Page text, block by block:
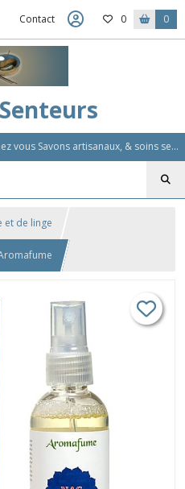
Contact 0 0
Bain de Senteurs L’art du bien-être chez vous Savons artisanaux, & soins sensoriels, Aromathérapie et Parfums d'Ambiance,Soin Des Cheveux
et de linge